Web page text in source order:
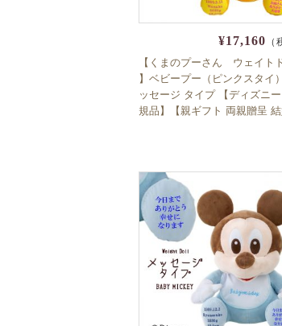
¥17,160 （
【くまのプーさん ウェイト
】ベビープー（ピンクスタイ
ッセージ タイプ 【ディズニ
規品】【親ギフト 両親贈呈